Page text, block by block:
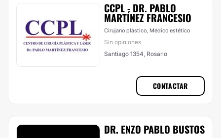
CCPL - DR. PABLO
MARTÍNEZ FRANCESIO
Cirujano plástico, Médico estético
Sin opiniones
Santiago 1354, Rosario
CONTACTAR
DR. ENZO PABLO BUSTOS